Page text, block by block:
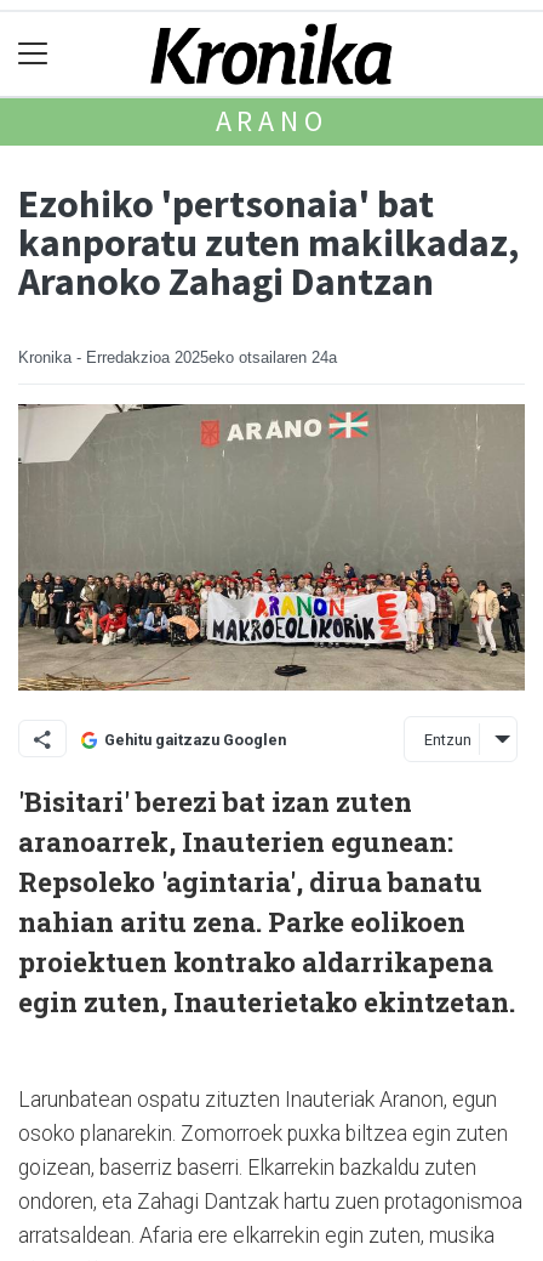
ARANO
Ezohiko 'pertsonaia' bat
kanporatu zuten makilkadaz,
Aranoko Zahagi Dantzan
Kronika - Erredakzioa 2025eko otsailaren 24a
Gehitu gaitzazu Googlen Entzun
'Bisitari' berezi bat izan zuten
aranoarrek, Inauterien egunean:
Repsoleko 'agintaria', dirua banatu
nahian aritu zena. Parke eolikoen
proiektuen kontrako aldarrikapena
egin zuten, Inauterietako ekintzetan.
Larunbatean ospatu zituzten Inauteriak Aranon, egun
osoko planarekin. Zomorroek puxka biltzea egin zuten
goizean, baserriz baserri. Elkarrekin bazkaldu zuten
ondoren, eta Zahagi Dantzak hartu zuen protagonismoa
arratsaldean. Afaria ere elkarrekin egin zuten, musika